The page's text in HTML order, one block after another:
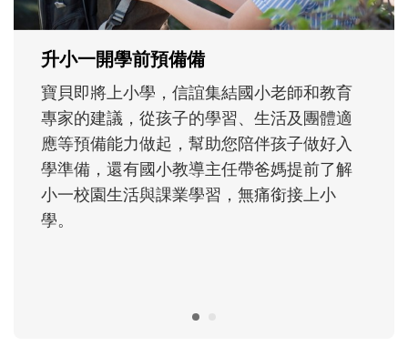
正嘗試用不同的模樣，參與孩子每個重要的